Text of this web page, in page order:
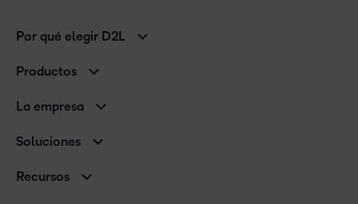
Por qué elegir D2L
Clientes corporativos
Productos
Servicios y asistencia
Asistencia
La empresa
Contactos y ubicaciones
Sala de Prensa
Soluciones
Educación primaria y secundaria
Recursos